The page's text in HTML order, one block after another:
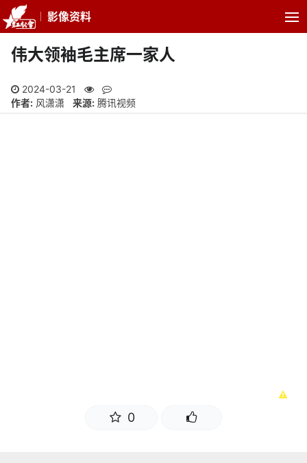
影像资料
伟大领袖毛主席一家人
2024-03-21
作者: 风潇潇 来源: 腾讯视频
0